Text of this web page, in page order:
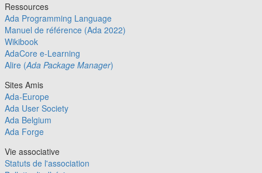
Ressources
Ada Programming Language
Manuel de référence (Ada 2022)
Wikibook
AdaCore e-Learning
Alire (Ada Package Manager)
Sites Amis
Ada-Europe
Ada User Society
Ada Belgium
Ada Forge
Vie associative
Statuts de l'association